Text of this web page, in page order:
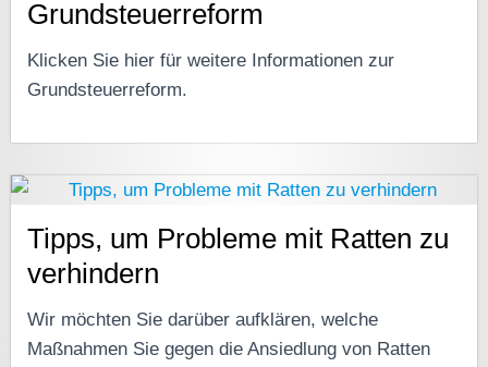
Grundsteuerreform
Klicken Sie hier für weitere Informationen zur
Grundsteuerreform.
Tipps, um Probleme mit Ratten zu
verhindern
Wir möchten Sie darüber aufklären, welche
Maßnahmen Sie gegen die Ansiedlung von Ratten